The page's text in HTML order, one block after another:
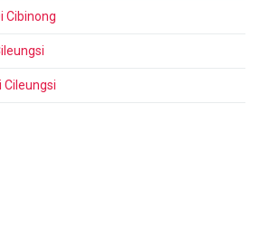
Cibinong
Cileungsi